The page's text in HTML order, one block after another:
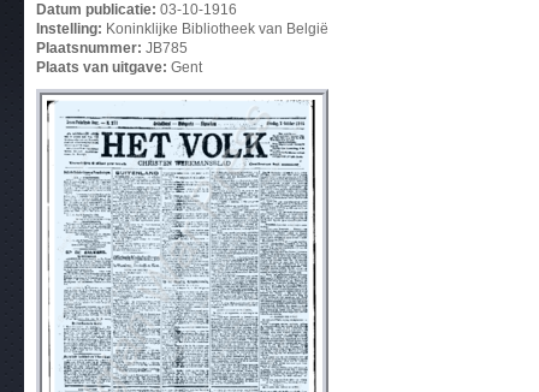
Datum publicatie: 03-10-1916
Instelling: Koninklijke Bibliotheek van België
Plaatsnummer: JB785
Plaats van uitgave: Gent